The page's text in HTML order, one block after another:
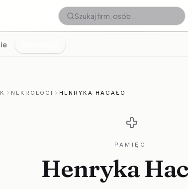
NEKROLOGI HENRYKA HACAŁO
PAMIĘCI
Henryka